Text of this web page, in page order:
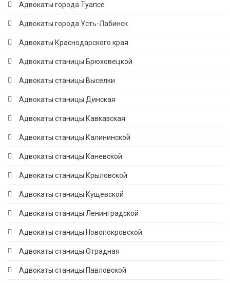
Адвокаты города Туапсе
Адвокаты города Усть-Лабинск
Адвокаты Краснодарского края
Адвокаты станицы Брюховецкой
Адвокаты станицы Выселки
Адвокаты станицы Динская
Адвокаты станицы Кавказская
Адвокаты станицы Калининской
Адвокаты станицы Каневской
Адвокаты станицы Крыловской
Адвокаты станицы Кущевской
Адвокаты станицы Ленинградской
Адвокаты станицы Новопокровской
Адвокаты станицы Отрадная
Адвокаты станицы Павловской